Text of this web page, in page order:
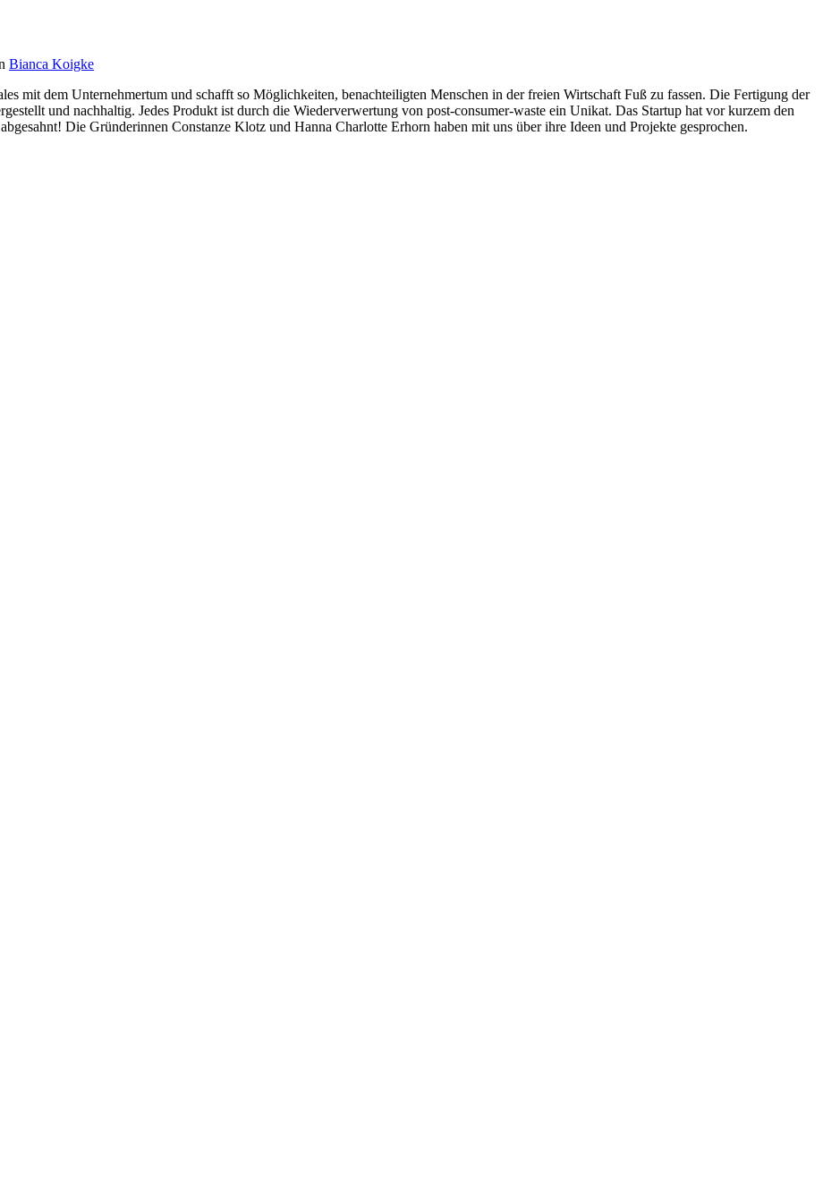
Bianca Koigke
mit dem Unternehmertum und schafft so Möglichkeiten, benachteiligten Menschen in der freien Wirtschaft Fuß zu fassen. Die Fertigung der
und nachhaltig. Jedes Produkt ist durch die Wiederverwertung von post-consumer-waste ein Unikat. Das Startup hat vor kurzem den
Die Gründerinnen Constanze Klotz und Hanna Charlotte Erhorn haben mit uns über ihre Ideen und Projekte gesprochen.